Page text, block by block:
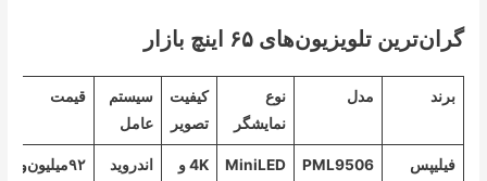
گران‌ترین تلویزیون‌های ۶۵ اینچ بازار
برند مدل
نوع
نمایشگر
کیفیت
تصویر
سیستم
عامل
قیمت
فیلیپس PML9506
MiniLED
4K و
اندروید ۹۲‌میلیون‌و۵۰۰هزارتومان